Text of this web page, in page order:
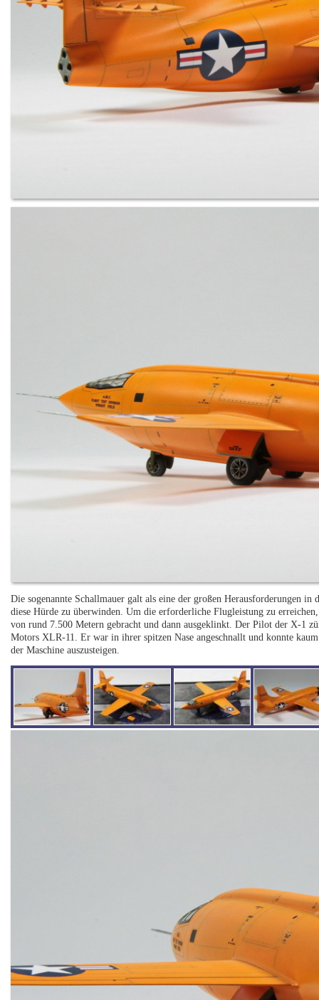
Die sogenannte Schallmauer galt als eine der großen Herausforderungen
diese Hürde zu überwinden. Um die erforderliche Flugleistung zu
von rund 7.500 Metern gebracht und dann ausgeklinkt. Der Pilot der X-1
Motors XLR-11. Er war in ihrer spitzen Nase angeschnallt und konnte
der Maschine auszusteigen.